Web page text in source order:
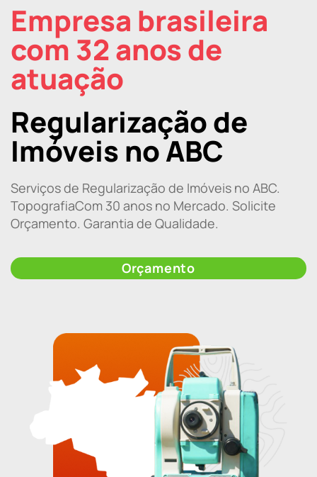
Empresa brasileira
com 32 anos de
atuação
Regularização de
Imóveis no ABC
Serviços de Regularização de Imóveis no ABC.
TopografiaCom 30 anos no Mercado. Solicite
Orçamento. Garantia de Qualidade.
Orçamento